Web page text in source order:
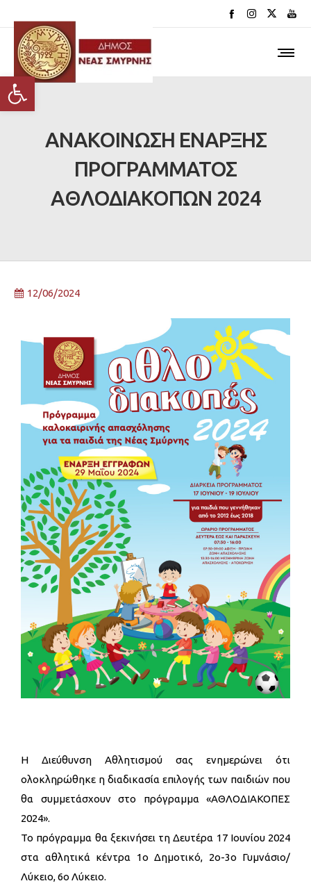
Ανοίξτε τη γραμμή εργαλείων
ΑΝΑΚΟΙΝΩΣΗ ΕΝΑΡΞΗΣ
ΠΡΟΓΡΑΜΜΑΤΟΣ
ΑΘΛΟΔΙΑΚΟΠΩΝ 2024
12/06/2024
Η Διεύθυνση Αθλητισμού σας ενημερώνει ότι
ολοκληρώθηκε η διαδικασία επιλογής των παιδιών που
θα συμμετάσχουν στο πρόγραμμα «ΑΘΛΟΔΙΑΚΟΠΕΣ
2024».
Το πρόγραμμα θα ξεκινήσει τη Δευτέρα 17 Ιουνίου 2024
στα αθλητικά κέντρα 1ο Δημοτικό, 2ο-3ο Γυμνάσιο/
Λύκειο, 6ο Λύκειο.